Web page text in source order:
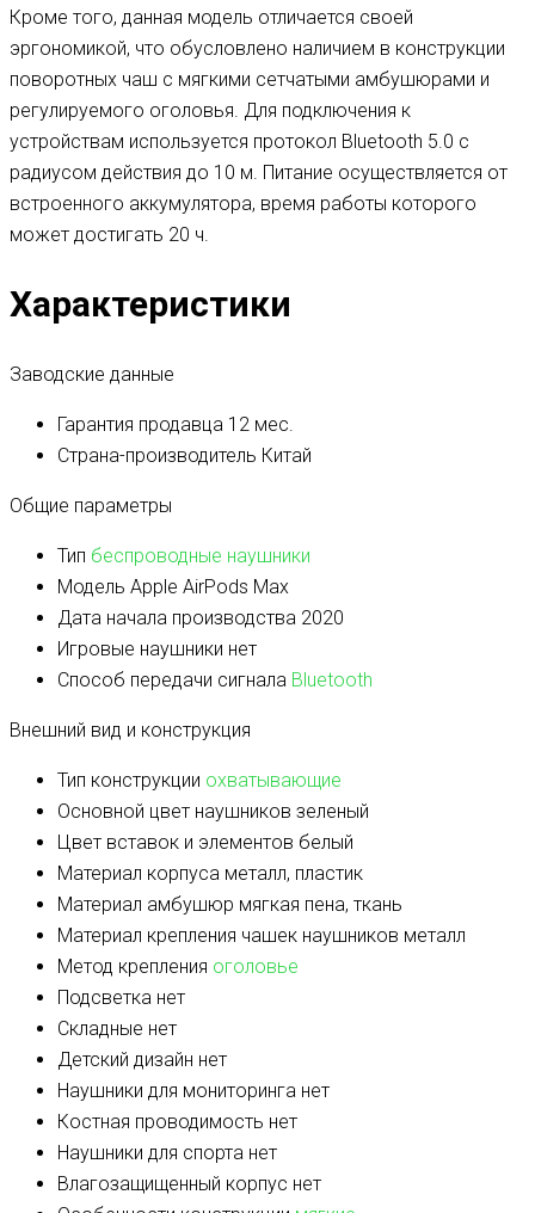
Кроме того, данная модель отличается своей
эргономикой, что обусловлено наличием в конструкции
поворотных чаш с мягкими сетчатыми амбушюрами и
регулируемого оголовья. Для подключения к
устройствам используется протокол Bluetooth 5.0 с
радиусом действия до 10 м. Питание осуществляется от
встроенного аккумулятора, время работы которого
может достигать 20 ч.
Характеристики
Заводские данные
Гарантия продавца 12 мес.
Страна-производитель Китай
Общие параметры
Тип беспроводные наушники
Модель Apple AirPods Max
Дата начала производства 2020
Игровые наушники нет
Способ передачи сигнала Bluetooth
Внешний вид и конструкция
Тип конструкции охватывающие
Основной цвет наушников зеленый
Цвет вставок и элементов белый
Материал корпуса металл, пластик
Материал амбушюр мягкая пена, ткань
Материал крепления чашек наушников металл
Метод крепления оголовье
Подсветка нет
Складные нет
Детский дизайн нет
Наушники для мониторинга нет
Костная проводимость нет
Наушники для спорта нет
Влагозащищенный корпус нет